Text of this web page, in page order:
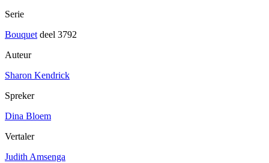
Serie
Bouquet deel 3792
Auteur
Sharon Kendrick
Spreker
Dina Bloem
Vertaler
Judith Amsenga